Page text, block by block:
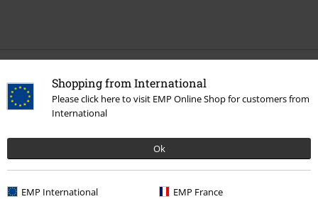
Shopping from International
Please click here to visit EMP Online Shop for customers from
International
Ok
EMP International EMP France